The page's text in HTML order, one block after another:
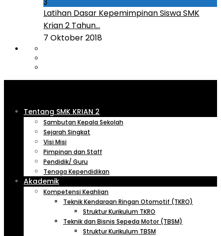
3
Latihan Dasar Kepemimpinan Siswa SMK
Krian 2 Tahun...
7 Oktober 2018
Tentang SMK KRIAN 2
Sambutan Kepala Sekolah
Sejarah Singkat
Visi Misi
Pimpinan dan Staff
Pendidik/ Guru
Tenaga Kependidikan
Akademik
Kompetensi Keahlian
Teknik Kendaraan Ringan Otomotif (TKRO)
Struktur Kurikulum TKRO
Teknik dan Bisnis Sepeda Motor (TBSM)
Struktur Kurikulum TBSM